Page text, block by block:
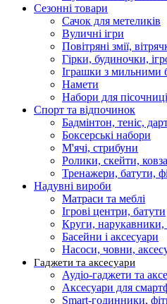
Сезонні товари
Сачок для метеликів
Вуличні ігри
Повітряні змії,
Гірки, будиночки,
Іграшки з мильними
Намети
Набори для пісочниці
Спорт та відпочинок
Бадмінтон, теніс,
Боксерські набори
М'ячі, стрибуни
Ролики, скейти,
Тренажери, батути,
Надувні вироби
Матраси та меблі
Ігрові центри, батути
Круги, нарукавники,
Басейни і аксесуари
Насоси, човни,
Гаджети та аксесуари
Аудіо-гаджети та
Аксесуари для
Smart-годинники,